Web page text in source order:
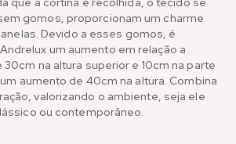
gomos, proporcionam um charme
Devido a esses gomos, é
um aumento em relação a
na altura superior e 10cm na parte
aumento de 40cm na altura. Combina
valorizando o ambiente, seja ele
ou contemporâneo.